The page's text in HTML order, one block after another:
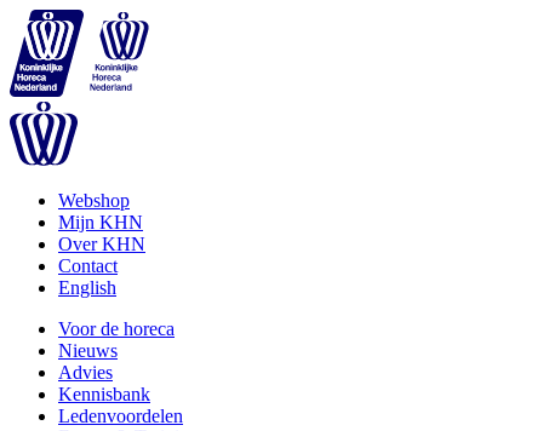
Webshop
Mijn KHN
Over KHN
Contact
English
Voor de horeca
Nieuws
Advies
Kennisbank
Ledenvoordelen